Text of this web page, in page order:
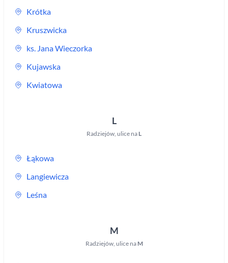
Krótka
Kruszwicka
ks. Jana Wieczorka
Kujawska
Kwiatowa
L
Radziejów, ulice na L
Łąkowa
Langiewicza
Leśna
M
Radziejów, ulice na M